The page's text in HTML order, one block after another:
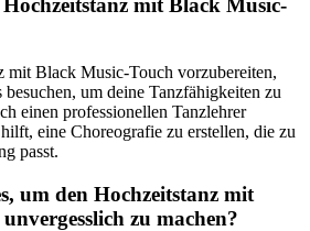
mit Black Music-
mit Black Music-Touch vorzubereiten,
um deine Tanzfähigkeiten zu
einen professionellen Tanzlehrer
eine Choreografie zu erstellen, die zu
passt.
um den Hochzeitstanz mit
zu machen?